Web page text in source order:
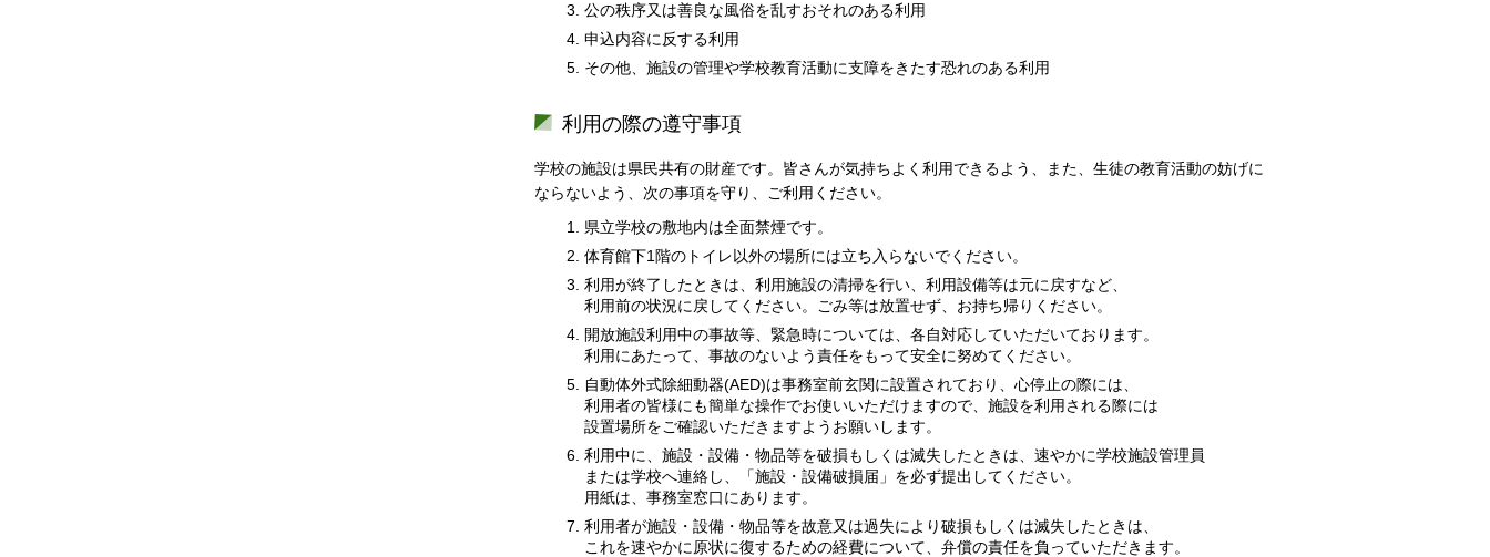
公の秩序又は善良な風俗を乱すおそれのある利用
申込内容に反する利用
その他、施設の管理や学校教育活動に支障をきたす恐れのある利用
利用の際の遵守事項
学校の施設は県民共有の財産です。皆さんが気持ちよく利用できるよう、また、生徒の教育活動の妨げに
ならないよう、次の事項を守り、ご利用ください。
県立学校の敷地内は全面禁煙です。
体育館下1階のトイレ以外の場所には立ち入らないでください。
利用が終了したときは、利用施設の清掃を行い、利用設備等は元に戻すなど、
利用前の状況に戻してください。ごみ等は放置せず、お持ち帰りください。
開放施設利用中の事故等、緊急時については、各自対応していただいております。
利用にあたって、事故のないよう責任をもって安全に努めてください。
自動体外式除細動器(AED)は事務室前玄関に設置されており、心停止の際には、
利用者の皆様にも簡単な操作でお使いいただけますので、施設を利用される際には
設置場所をご確認いただきますようお願いします。
利用中に、施設・設備・物品等を破損もしくは滅失したときは、速やかに学校施設管理員
または学校へ連絡し、「施設・設備破損届」を必ず提出してください。
用紙は、事務室窓口にあります。
利用者が施設・設備・物品等を故意又は過失により破損もしくは滅失したときは、
これを速やかに原状に復するための経費について、弁償の責任を負っていただきます。